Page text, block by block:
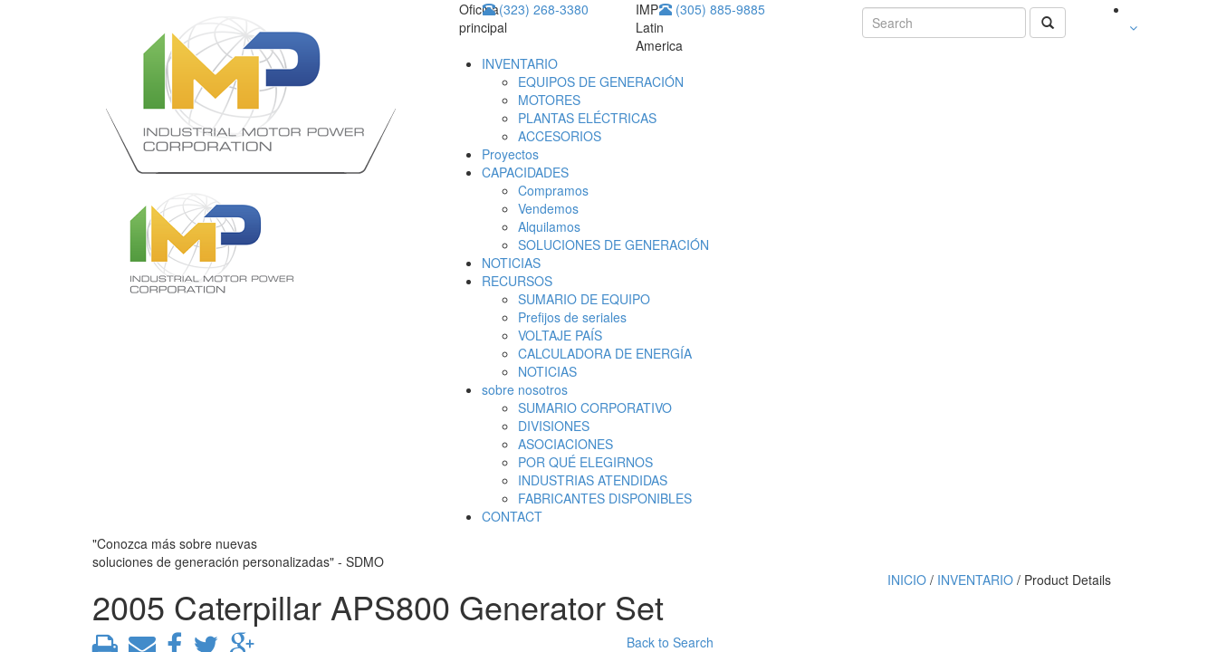
Oficina
principal
(323) 268-3380
IMP
Latin
America
(305) 885-9885
INVENTARIO
EQUIPOS DE GENERACIÓN
MOTORES
PLANTAS ELÉCTRICAS
ACCESORIOS
Proyectos
CAPACIDADES
Compramos
Vendemos
Alquilamos
SOLUCIONES DE GENERACIÓN
NOTICIAS
RECURSOS
SUMARIO DE EQUIPO
Prefijos de seriales
VOLTAJE PAÍS
CALCULADORA DE ENERGÍA
NOTICIAS
sobre nosotros
SUMARIO CORPORATIVO
DIVISIONES
ASOCIACIONES
POR QUÉ ELEGIRNOS
INDUSTRIAS ATENDIDAS
FABRICANTES DISPONIBLES
CONTACT
"Conozca más sobre nuevas
soluciones de generación personalizadas" - SDMO
2005 Caterpillar APS800 Generator Set
INICIO/ INVENTARIO/ Product Details
Back to Search